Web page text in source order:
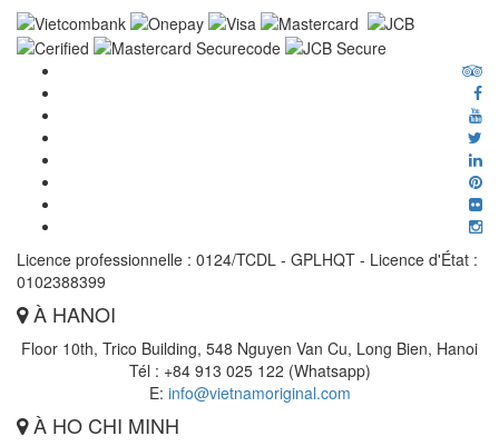
Licence professionnelle : 0124/TCDL - GPLHQT - Licence d'État :
0102388399
À HANOI
Floor 10th, Trico Building, 548 Nguyen Van Cu, Long Bien, Hanoi
Tél : +84 913 025 122 (Whatsapp)
E: info@vietnamoriginal.com
À HO CHI MINH